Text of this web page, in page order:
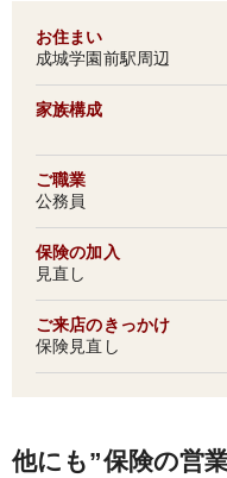
お住まい
成城学園前駅周辺
家族構成
ご職業
公務員
保険の加入
見直し
ご来店のきっかけ
保険見直し
他にも”保険の営